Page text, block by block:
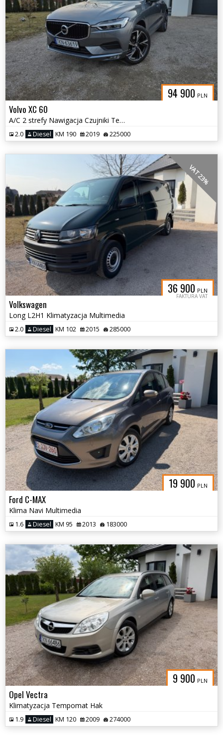
94 900 PLN
Volvo XC 60
A/C 2 strefy Nawigacja Czujniki Tempomat Alu 20
2.0 Diesel KM 190 2019 225000
36 900 PLN
FAKTURA VAT
VAT 23%
Volkswagen
Long L2H1 Klimatyzacja Multimedia
2.0 Diesel KM 102 2015 285000
19 900 PLN
Ford C-MAX
Klima Navi Multimedia
1.6 Diesel KM 95 2013 183000
9 900 PLN
Opel Vectra
Klimatyzacja Tempomat Hak
1.9 Diesel KM 120 2009 274000